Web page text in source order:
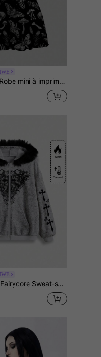
de chauve-souris de plante de squelette gothique sombre pour Halloween pour femmes
zippé pour femmes, imprimé croix, doublé thermique, lavage délavé, automne/hiver